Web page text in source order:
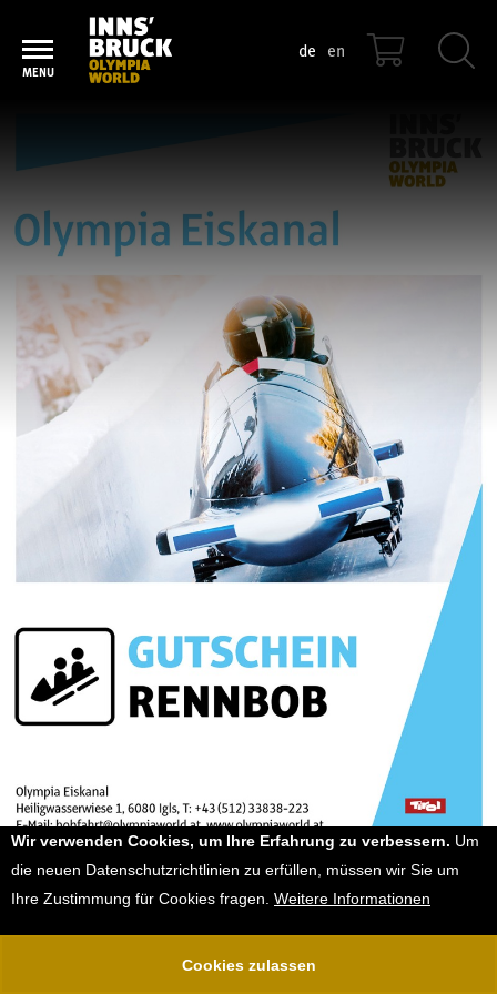
Wir verwenden Cookies, um Ihre Erfahrung zu verbessern. Um
die neuen Datenschutzrichtlinien zu erfüllen, müssen wir Sie um
Ihre Zustimmung für Cookies fragen. Weitere Informationen
Cookies zulassen
de en
Gutschein Rennbob